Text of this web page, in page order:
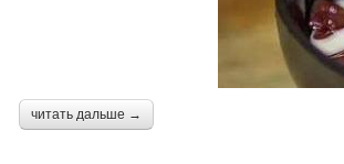
читать дальше →